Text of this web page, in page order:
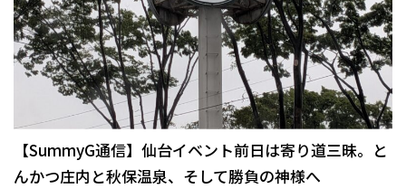
【SummyG通信】仙台イベント前日は寄り道三昧。と
んかつ庄内と秋保温泉、そして勝負の神様へ